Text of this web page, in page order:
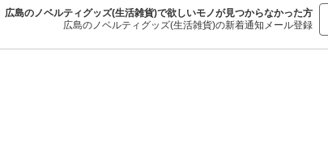
広島のノベルティグッズ(生活雑貨)で欲しいモノが見つからなかった方
広島のノベルティグッズ(生活雑貨)の新着通知メール登録